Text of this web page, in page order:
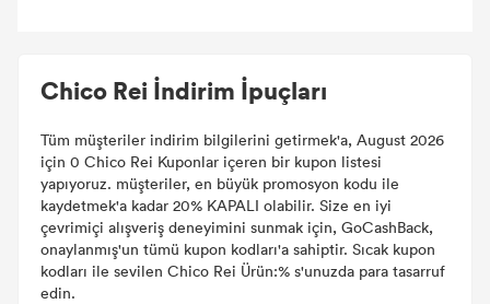
Chico Rei İndirim İpuçları
Tüm müşteriler indirim bilgilerini getirmek'a, August 2026
için 0 Chico Rei Kuponlar içeren bir kupon listesi
yapıyoruz. müşteriler, en büyük promosyon kodu ile
kaydetmek'a kadar 20% KAPALI olabilir. Size en iyi
çevrimiçi alışveriş deneyimini sunmak için, GoCashBack,
onaylanmış'un tümü kupon kodları'a sahiptir. Sıcak kupon
kodları ile sevilen Chico Rei Ürün:% s'unuzda para tasarruf
edin.